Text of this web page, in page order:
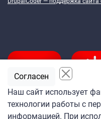
Подпишитесь
Наш сайт использует
технологии работы с
информацией. При
Согласен